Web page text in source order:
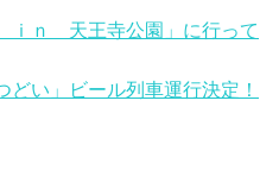
ｉｎ 天王寺公園」に行って
どい」ビール列車運行決定！